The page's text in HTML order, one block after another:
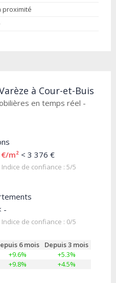
proximité
à Cour-et-Buis
en temps réel -
m² < 3 376 €
Indice de confiance : 5/5
-
Indice de confiance : 0/5
6 mois
Depuis 3 mois
+9.6%
+5.3%
+9.8% +4.5%